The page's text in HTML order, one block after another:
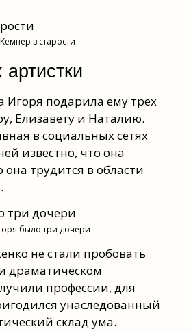
Кемпер в старости
Игоря подарила ему трех
Елизавету и Наталию.
в социальных сетях
известно, что она
трудится в области
было три дочери
не стали пробовать
драматическом
профессии, для
унаследованный
склад ума.